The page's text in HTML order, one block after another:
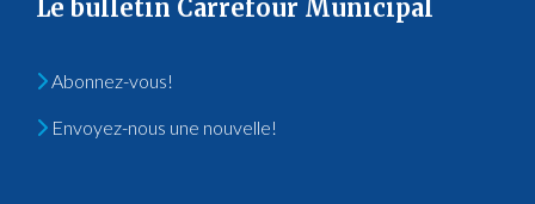
Le bulletin Carrefour Municipal
Abonnez-vous!
Envoyez-nous une nouvelle!